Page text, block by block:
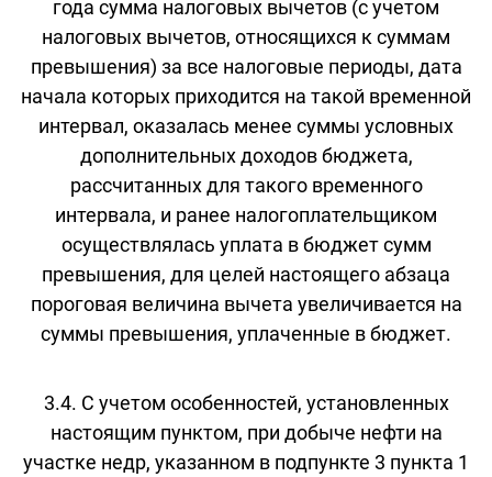
года сумма налоговых вычетов (с учетом
налоговых вычетов, относящихся к суммам
превышения) за все налоговые периоды, дата
начала которых приходится на такой временной
интервал, оказалась менее суммы условных
дополнительных доходов бюджета,
рассчитанных для такого временного
интервала, и ранее налогоплательщиком
осуществлялась уплата в бюджет сумм
превышения, для целей настоящего абзаца
пороговая величина вычета увеличивается на
суммы превышения, уплаченные в бюджет.
3.4. С учетом особенностей, установленных
настоящим пунктом, при добыче нефти на
участке недр, указанном в подпункте 3 пункта 1